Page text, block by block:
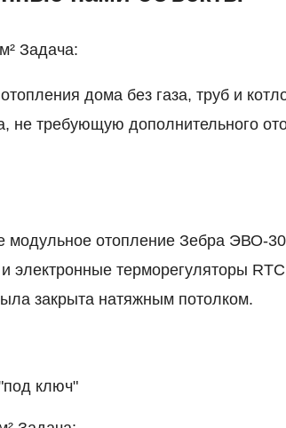
Задача:
дома без газа, труб и
не требующую дополнительного
модульное отопление Зебра ЭВО-
электронные терморегуляторы
закрыта натяжным потолком.
ключ"